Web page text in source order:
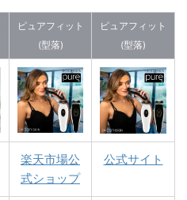
ピュアフィット
(型落)
ピュアフィット
(型落)
楽天市場公
式ショップ
公式サイト